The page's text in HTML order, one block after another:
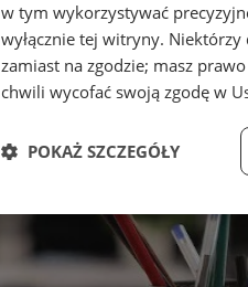
w tym wykorzystywać
wyłącznie tej witryny.
zamiast na zgodzie; masz
chwili wycofać swoją zgodę w
POKAŻ SZCZEGÓŁY
Niezbędne